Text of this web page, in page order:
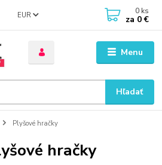
Menu
EUR
Hľadať
0 ks
za 0 €
Plyšové hračky
hračky